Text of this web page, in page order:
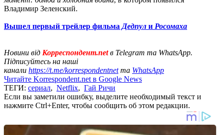
Владимир Зеленский.
Вышел первый трейлер фильма Дедпул и Росомаха
Новини від Корреспондент.netв Telegram та WhatsApp.
Підписуйтесь на наші
канали https://t.me/korrespondentnetта WhatsApp
Читайте Korrespondent.net в Google News
ТЕГИ: сериал, Netflix, Гай Ричи
Если вы заметили ошибку, выделите необходимый текст и
нажмите Ctrl+Enter, чтобы сообщить об этом редакции.